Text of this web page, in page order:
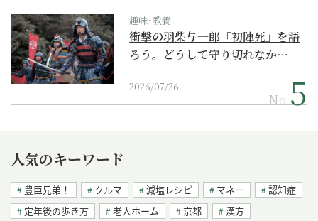
趣味･教養
衝撃の羽柴与一郎「初陣死」を語
ろう。どうして守り切れなか…
2026/07/26
No.
人気のキーワード
豊臣兄弟！ クルマ 減塩レシピ マネー
認知症
定年後の歩き方
老人ホーム 京都 漢方